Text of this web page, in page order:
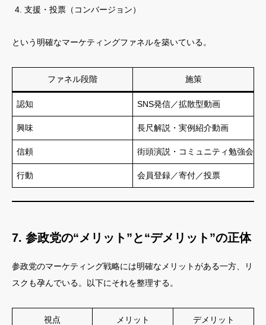
支援・投票（コンバージョン）
という明確なマーケティングファネルを築いている。
ファネル段階 施策
認知 SNS発信／拡散型動画
興味 長尺解説・実例紹介動画
信頼 街頭演説・コミュニティ勉強会
行動 会員登録／寄付／投票
7. 参政党の“メリット”と“デメリット”の正体
参政党のマーケティング戦略には明確なメリットがある一方、リ
スクも孕んでいる。以下にそれを整理する。
視点 メリット デメリット